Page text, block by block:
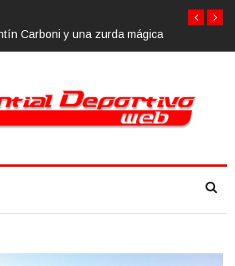
Race 2018, 10 de noviembre